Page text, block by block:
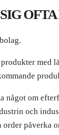
med
något om
och
påverka